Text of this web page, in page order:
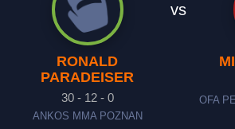
RONALD
PARADEISER
30 - 12 - 0
ANKOS MMA POZNAN
vs
OFA